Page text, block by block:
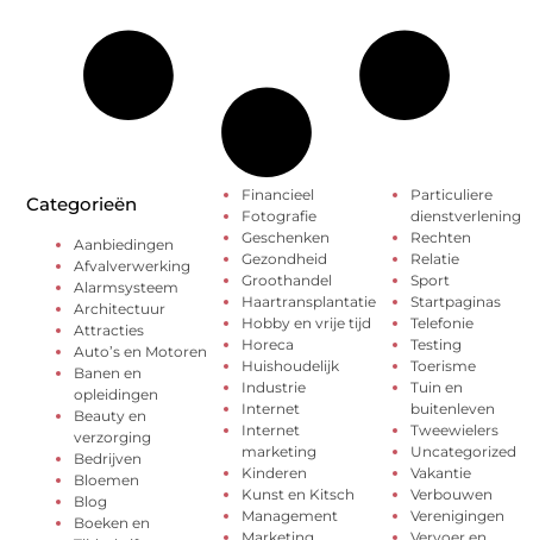
Categorieën
Aanbiedingen
Afvalverwerking
Alarmsysteem
Architectuur
Attracties
Auto’s en Motoren
Banen en
opleidingen
Beauty en
verzorging
Bedrijven
Bloemen
Blog
Boeken en
Financieel
Fotografie
Geschenken
Gezondheid
Groothandel
Haartransplantatie
Hobby en vrije tijd
Horeca
Huishoudelijk
Industrie
Internet
Internet
marketing
Kinderen
Kunst en Kitsch
Management
Particuliere
dienstverlening
Rechten
Relatie
Sport
Startpaginas
Telefonie
Testing
Toerisme
Tuin en
buitenleven
Tweewielers
Uncategorized
Vakantie
Verbouwen
Verenigingen